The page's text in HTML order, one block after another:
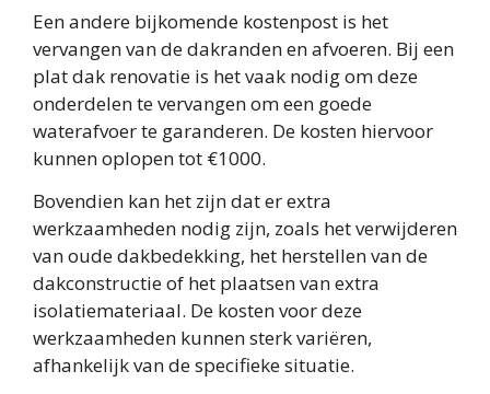
Een andere bijkomende kostenpost is het
vervangen van de dakranden en afvoeren. Bij een
plat dak renovatie is het vaak nodig om deze
onderdelen te vervangen om een goede
waterafvoer te garanderen. De kosten hiervoor
kunnen oplopen tot €1000.
Bovendien kan het zijn dat er extra
werkzaamheden nodig zijn, zoals het verwijderen
van oude dakbedekking, het herstellen van de
dakconstructie of het plaatsen van extra
isolatiemateriaal. De kosten voor deze
werkzaamheden kunnen sterk variëren,
afhankelijk van de specifieke situatie.